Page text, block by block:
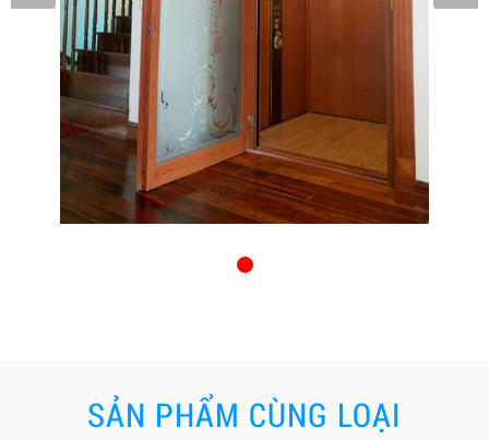
SẢN PHẨM CÙNG LOẠI